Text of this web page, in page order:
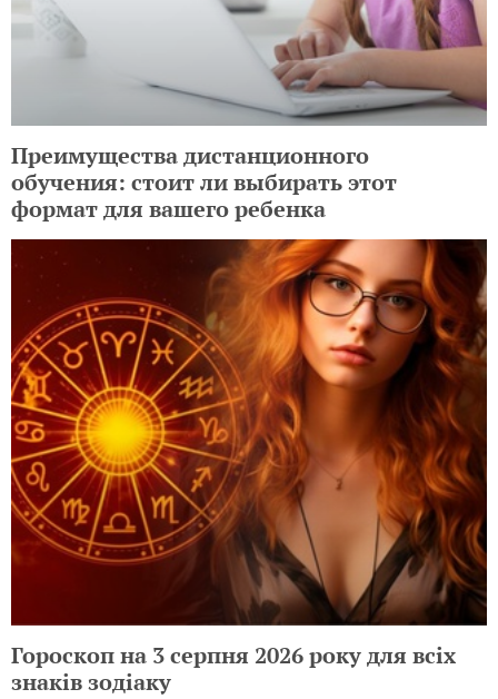
Преимущества дистанционного
обучения: стоит ли выбирать этот
формат для вашего ребенка
Гороскоп на 3 серпня 2026 року для всіх
знаків зодіаку